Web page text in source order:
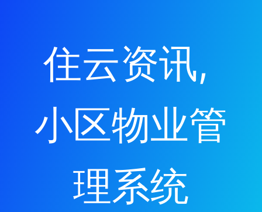
住云资讯
小区物业管
理系统